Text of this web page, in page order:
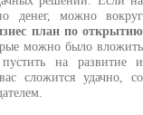
денег, можно вокруг
план по открытию
можно было вложить
на развитие и
сложится удачно, со